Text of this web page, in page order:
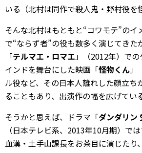
いる（北村は同作で殺人鬼・野村役を
そんな北村はもともと“コワモテ”のイ
で“ならず者”の役も数多く演じてきた
「テルマエ・ロマエ」（2012年）での
インドを舞台にした映画「怪物くん」
ル役など、その日本人離れした顔立ち
ることもあり、出演作の幅を広げてい
そうかと思えば、ドラマ「ダンダリン
（日本テレビ系、2013年10月期）で
血漢・土手山課長をお茶目に演じたり